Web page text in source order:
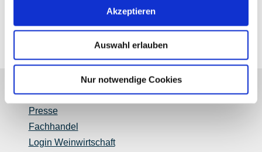
Akzeptieren
Auswahl erlauben
Nur notwendige Cookies
Partner
Presse
Fachhandel
Login Weinwirtschaft